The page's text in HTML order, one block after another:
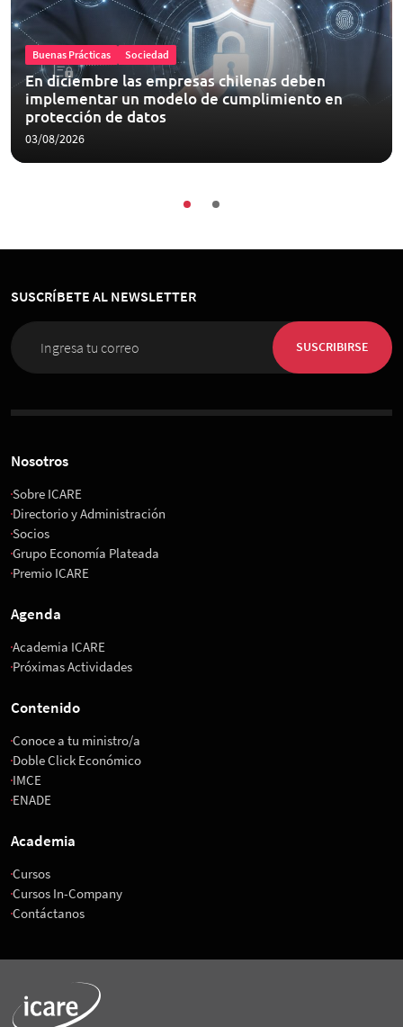
Buenas Prácticas Sociedad
En diciembre las empresas chilenas deben
implementar un modelo de cumplimiento en
protección de datos
03/08/2026
SUSCRÍBETE AL NEWSLETTER
SUSCRIBIRSE
Nosotros
Sobre ICARE
Directorio y Administración
Socios
Grupo Economía Plateada
Premio ICARE
Agenda
Academia ICARE
Próximas Actividades
Contenido
Conoce a tu ministro/a
Doble Click Económico
IMCE
ENADE
Academia
Cursos
Cursos In-Company
Contáctanos